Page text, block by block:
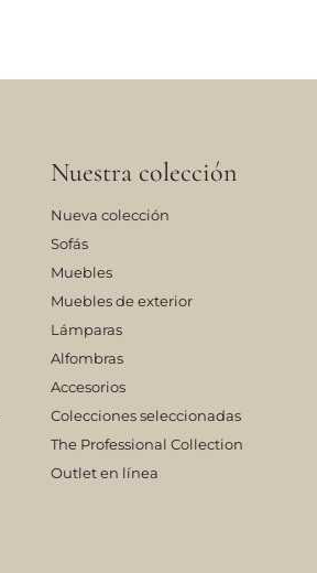
Nuestra colección
Nueva colección
Sofás
Muebles
Muebles de exterior
Lámparas
Alfombras
Accesorios
Colecciones seleccionadas
The Professional Collection
Outlet en línea